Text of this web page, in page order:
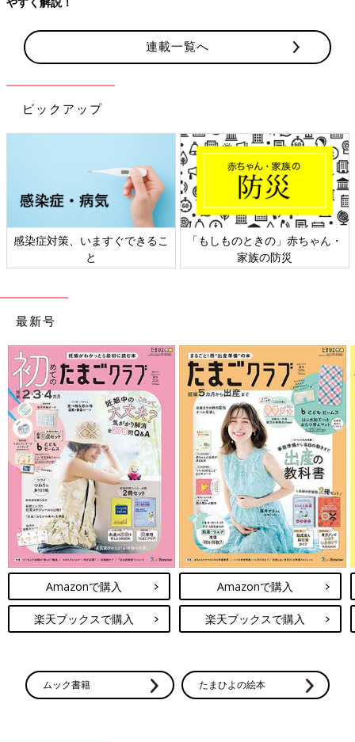
連載一覧へ
ピックアップ
感染症対策、いますぐできるこ
と
「もしものときの」赤ちゃん・
家族の防災
最新号
Amazonで購入
楽天ブックスで購入
Amazonで購入
楽天ブックスで購入
ムック書籍 たまひよの絵本